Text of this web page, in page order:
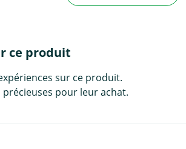
ce produit
sur ce produit.
pour leur achat.